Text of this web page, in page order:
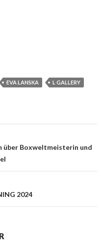
EVA LANSKA
L GALLERY
über Boxweltmeisterin und
2024